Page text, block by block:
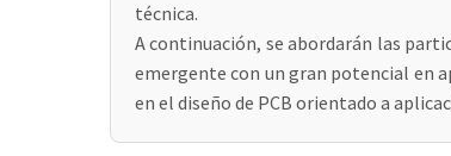
técnica.
A continuación, se abordarán las
emergente con un gran potencial en
en el diseño de PCB orientado a